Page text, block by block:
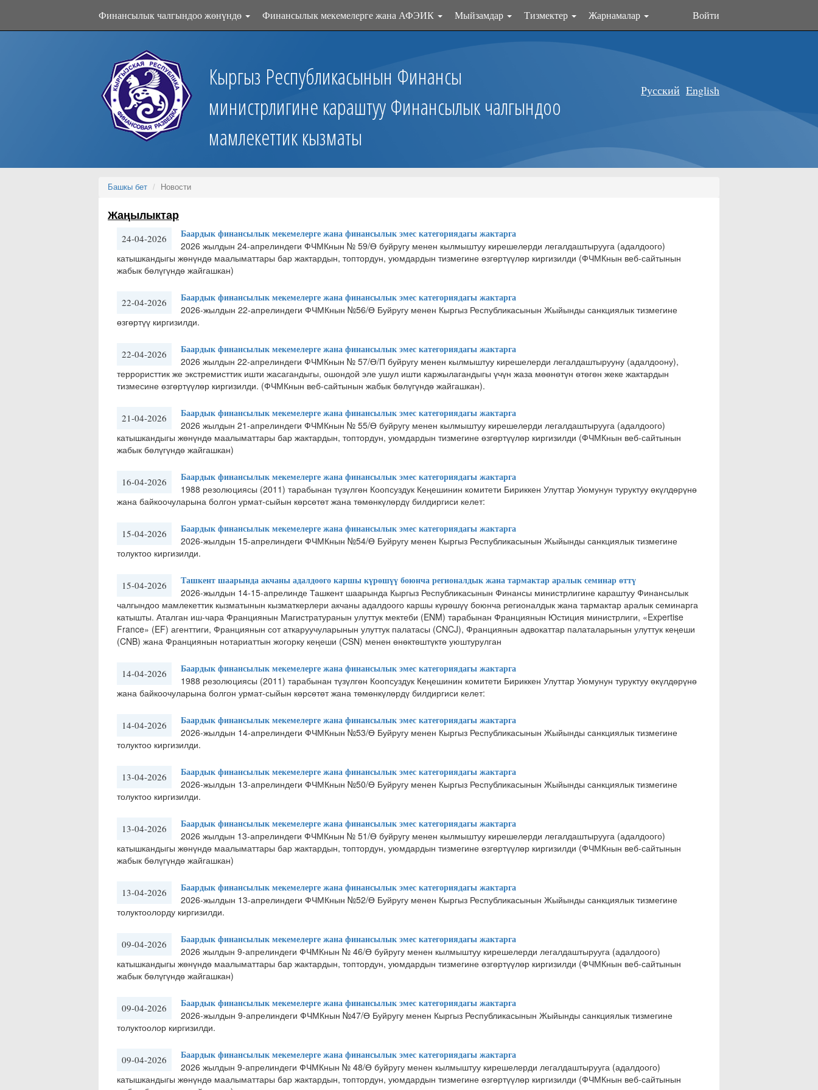
Финансылык чалгындоо жөнүндө Финансылык мекемелерге жана АФЭИК Мыйзамдар Тизмектер Жарнамалар Войти
Кыргыз Республикасынын Финансы
министрлигине караштуу Финансылык чалгындоо
мамлекеттик кызматы
Русский English
Башкы бет Новости
Жаңылыктар
24-04-2026
Баардык финансылык мекемелерге жана финансылык эмес категориядагы жактарга
2026 жылдын 24-апрелиндеги ФЧМКнын № 59/Ө буйругу менен кылмыштуу кирешелерди легалдаштырууга (адалдоого)
катышкандыгы жөнүндө маалыматтары бар жактардын, топтордун, уюмдардын тизмегине өзгөртүүлөр киргизилди (ФЧМКнын веб-сайтынын
жабык бөлүгүндө жайгашкан)
22-04-2026 Баардык финансылык мекемелерге жана финансылык эмес категориядагы жактарга
2026-жылдын 22-апрелиндеги ФЧМКнын №56/Ө Буйругу менен Кыргыз Республикасынын Жыйынды санкциялык тизмегине
өзгөртүү киргизилди.
22-04-2026 Баардык финансылык мекемелерге жана финансылык эмес категориядагы жактарга
​2026 жылдын 22-апрелиндеги ФЧМКнын № 57/Ө/П буйругу менен кылмыштуу кирешелерди легалдаштырууну (адалдоону),
террористтик же экстремисттик ишти жасагандыгы, ошондой эле ушул ишти каржылагандыгы үчүн жаза мөөнөтүн өтөгөн жеке жактардын
тизмесине өзгөртүүлөр киргизилди. (ФЧМКнын веб-сайтынын жабык бөлүгүндө жайгашкан).
21-04-2026 Баардык финансылык мекемелерге жана финансылык эмес категориядагы жактарга
2026 жылдын 21-апрелиндеги ФЧМКнын № 55/Ө буйругу менен кылмыштуу кирешелерди легалдаштырууга (адалдоого)
катышкандыгы жөнүндө маалыматтары бар жактардын, топтордун, уюмдардын тизмегине өзгөртүүлөр киргизилди (ФЧМКнын веб-сайтынын
жабык бөлүгүндө жайгашкан)
16-04-2026 Баардык финансылык мекемелерге жана финансылык эмес категориядагы жактарга
​1988 резолюциясы (2011) тарабынан түзүлгөн Коопсуздук Кеңешинин комитети Бириккен Улуттар Уюмунун туруктуу өкүлдөрүнө
жана байкоочуларына болгон урмат-сыйын көрсөтөт жана төмөнкүлөрдү билдиргиси келет:
15-04-2026 Баардык финансылык мекемелерге жана финансылык эмес категориядагы жактарга
​2026-жылдын 15-апрелиндеги ФЧМКнын №54/Ө Буйругу менен Кыргыз Республикасынын Жыйынды санкциялык тизмегине
толуктоо киргизилди.
15-04-2026 Ташкент шаарында акчаны адалдоого каршы күрөшүү боюнча регионалдык жана тармактар аралык семинар өттү
2026-жылдын 14-15-апрелинде Ташкент шаарында Кыргыз Республикасынын Финансы министрлигине караштуу Финансылык
чалгындоо мамлекеттик кызматынын кызматкерлери акчаны адалдоого каршы күрөшүү боюнча регионалдык жана тармактар аралык семинарга
катышты. Аталган иш-чара Франциянын Магистратуранын улуттук мектеби (ENM) тарабынан Франциянын Юстиция министрлиги, «Expertise
France» (EF) агенттиги, Франциянын сот аткаруучуларынын улуттук палатасы (CNCJ), Франциянын адвокаттар палаталарынын улуттук кеңеши
(CNB) жана Франциянын нотариаттын жогорку кеңеши (CSN) менен өнөктөштүктө уюштурулган
14-04-2026 Баардык финансылык мекемелерге жана финансылык эмес категориядагы жактарга
​1988 резолюциясы (2011) тарабынан түзүлгөн Коопсуздук Кеңешинин комитети Бириккен Улуттар Уюмунун туруктуу өкүлдөрүнө
жана байкоочуларына болгон урмат-сыйын көрсөтөт жана төмөнкүлөрдү билдиргиси келет:
14-04-2026 Баардык финансылык мекемелерге жана финансылык эмес категориядагы жактарга
2026-жылдын 14-апрелиндеги ФЧМКнын №53/Ө Буйругу менен Кыргыз Республикасынын Жыйынды санкциялык тизмегине
толуктоо киргизилди.
13-04-2026 Баардык финансылык мекемелерге жана финансылык эмес категориядагы жактарга
2026-жылдын 13-апрелиндеги ФЧМКнын №50/Ө Буйругу менен Кыргыз Республикасынын Жыйынды санкциялык тизмегине
толуктоо киргизилди.
13-04-2026 Баардык финансылык мекемелерге жана финансылык эмес категориядагы жактарга
2026 жылдын 13-апрелиндеги ФЧМКнын № 51/Ө буйругу менен кылмыштуу кирешелерди легалдаштырууга (адалдоого)
катышкандыгы жөнүндө маалыматтары бар жактардын, топтордун, уюмдардын тизмегине өзгөртүүлөр киргизилди (ФЧМКнын веб-сайтынын
жабык бөлүгүндө жайгашкан)
13-04-2026 Баардык финансылык мекемелерге жана финансылык эмес категориядагы жактарга
2026-жылдын 13-апрелиндеги ФЧМКнын №52/Ө Буйругу менен Кыргыз Республикасынын Жыйынды санкциялык тизмегине
толуктоолорду киргизилди.
09-04-2026 Баардык финансылык мекемелерге жана финансылык эмес категориядагы жактарга
2026 жылдын 9-апрелиндеги ФЧМКнын № 46/Ө буйругу менен кылмыштуу кирешелерди легалдаштырууга (адалдоого)
катышкандыгы жөнүндө маалыматтары бар жактардын, топтордун, уюмдардын тизмегине өзгөртүүлөр киргизилди (ФЧМКнын веб-сайтынын
жабык бөлүгүндө жайгашкан)
09-04-2026 Баардык финансылык мекемелерге жана финансылык эмес категориядагы жактарга
2026-жылдын 9-апрелиндеги ФЧМКнын №47/Ө Буйругу менен Кыргыз Республикасынын Жыйынды санкциялык тизмегине
толуктоолор киргизилди.
09-04-2026 Баардык финансылык мекемелерге жана финансылык эмес категориядагы жактарга
2026 жылдын 9-апрелиндеги ФЧМКнын № 48/Ө буйругу менен кылмыштуу кирешелерди легалдаштырууга (адалдоого)
катышкандыгы жөнүндө маалыматтары бар жактардын, топтордун, уюмдардын тизмегине өзгөртүүлөр киргизилди (ФЧМКнын веб-сайтынын